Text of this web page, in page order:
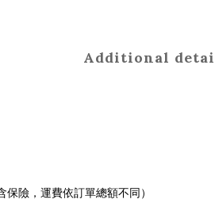
Additional
險，運費依訂單總額不同）